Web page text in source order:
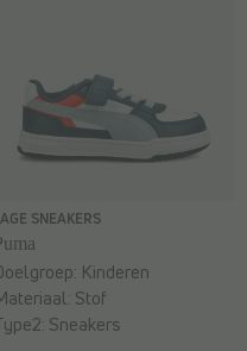
SNEAKERS
Kinderen
Stof
Sneakers